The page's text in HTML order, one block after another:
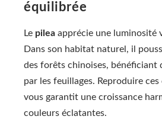
équilibrée
Le pilea apprécie une luminosité
Dans son habitat naturel, il
des forêts chinoises, bénéficiant
par les feuillages. Reproduire
vous garantit une croissance
couleurs éclatantes.